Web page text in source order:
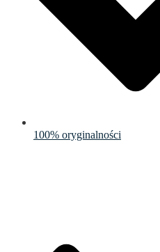
100% oryginalności